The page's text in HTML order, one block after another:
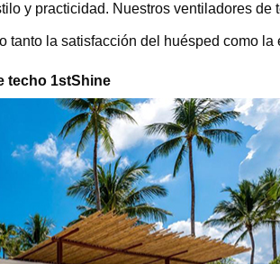
y practicidad. Nuestros ventiladores
tanto la satisfacción del huésped como la
techo 1stShine